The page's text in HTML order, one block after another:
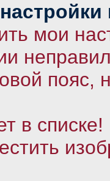
мои
пояс,
в списке!